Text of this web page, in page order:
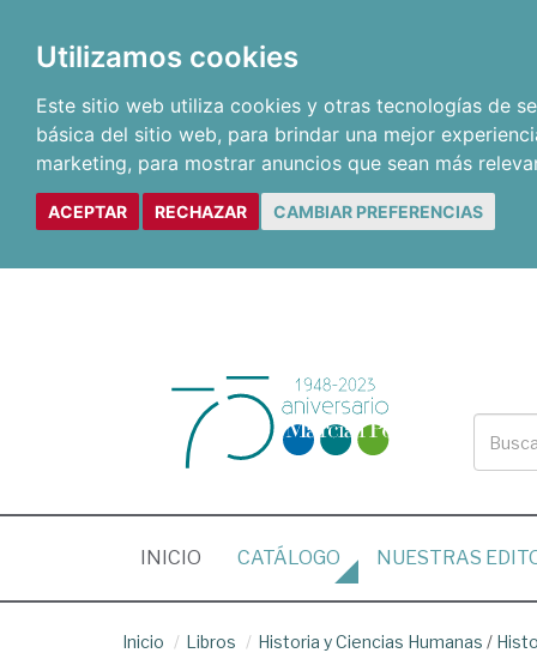
Utilizamos cookies
Este sitio web utiliza cookies y otras tecnologías de
básica del sitio web, para brindar una mejor
marketing, para mostrar anuncios que sean más
ACEPTAR RECHAZAR CAMBIAR PREFERENCIAS
INICIO (CURRENT)
CATÁLOGO NUESTRAS
Inicio Libros Historia y Ciencias Humanas /